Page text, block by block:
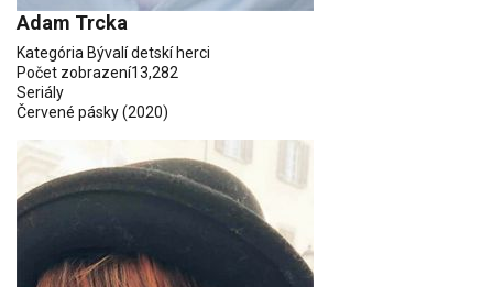
Adam Trcka
Kategória Bývalí detskí herci
Počet zobrazení13,282
Seriály
Červené pásky(2020)